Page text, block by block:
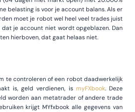
belasting is voor je account balans. Als er
moet je robot wel heel veel trades juist
je account niet wordt opgeblazen. Dan
hierboven, dat gaat helaas niet.
te controleren of een robot daadwerkelijk
is, geld verdienen, is myFXbook. Deze
worden aan metatrader of andere trade
krijgt MYfxbook alle gegevens van